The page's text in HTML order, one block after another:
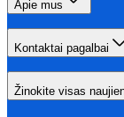
Apie mus
Kontaktai pagalbai
Žinokite visas